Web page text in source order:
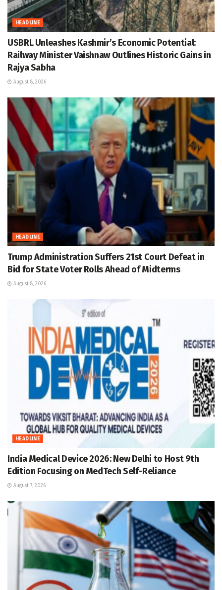
HEADLINE
USBRL Unleashes Kashmir’s Economic Potential:
Railway Minister Vaishnaw Outlines Historic Gains in
Rajya Sabha
August 8, 2026
HEADLINE
Trump Administration Suffers 21st Court Defeat in
Bid for State Voter Rolls Ahead of Midterms
August 8, 2026
HEADLINE
India Medical Device 2026: New Delhi to Host 9th
Edition Focusing on MedTech Self-Reliance
August 7, 2026